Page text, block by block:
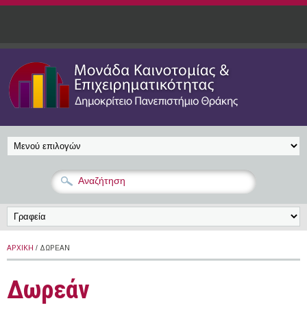
Παράκαμψη προς το κυρίως περιεχόμενο
ΑΡΧΙΚΉ / ΔΩΡΕΆΝ
Δωρεάν